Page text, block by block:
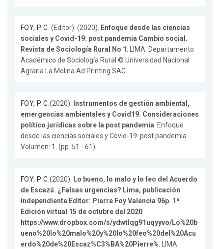
FOY, P. C. (Editor). (2020). Enfoque desde las ciencias
sociales y Covid-19: post pandemia Cambio social.
Revista de Sociología Rural No 1 . LIMA. Departamento
Académico de Sociología Rural © Universidad Nacional
Agraria La Molina Ad Printing SAC.
FOY, P. C.(2020). Instrumentos de gestión ambiental,
emergencias ambientales y Covid19. Consideraciones
político jurídicas sobre la post pandemia. Enfoque
desde las ciencias sociales y Covid-19: post pandemia .
Volumen: 1. (pp. 51 - 61).
FOY, P. C.(2020). Lo bueno, lo malo y lo feo del Acuerdo
de Escazú. ¿Falsas urgencias? Lima, publicación
independiente Editor: Pierre Foy Valencia 96p. 1ª
Edición virtual 15 de octubre del 2020
https://www.dropbox.com/s/ydwtlqg91uqyyvo/Lo%20b
ueno%20lo%20malo%20y%20lo%20feo%20del%20Acu
erdo%20de%20Escaz%C3%BA%20Pierre%. LIMA.